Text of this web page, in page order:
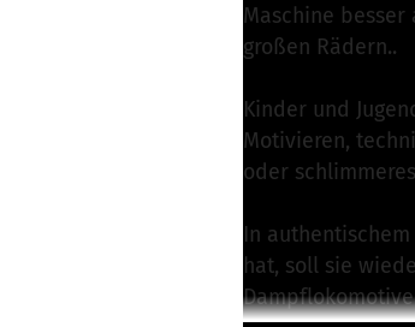
Maschine
großen Rädern..
Kinder und
Motivieren,
oder
In
hat, soll sie